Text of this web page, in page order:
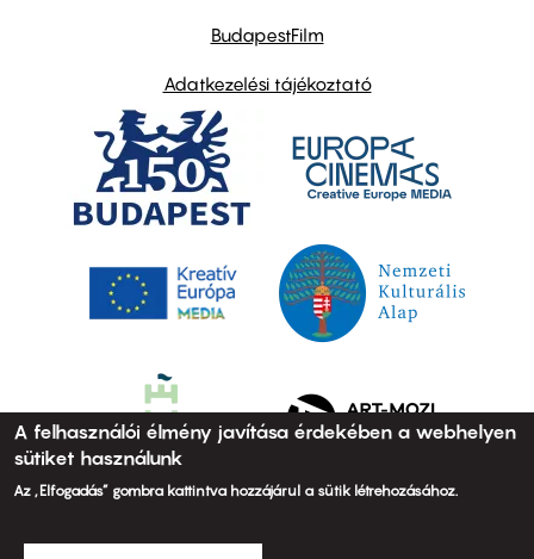
BudapestFilm
Adatkezelési tájékoztató
A felhasználói élmény javítása érdekében a webhelyen
sütiket használunk
Az „Elfogadás” gombra kattintva hozzájárul a sütik létrehozásához.